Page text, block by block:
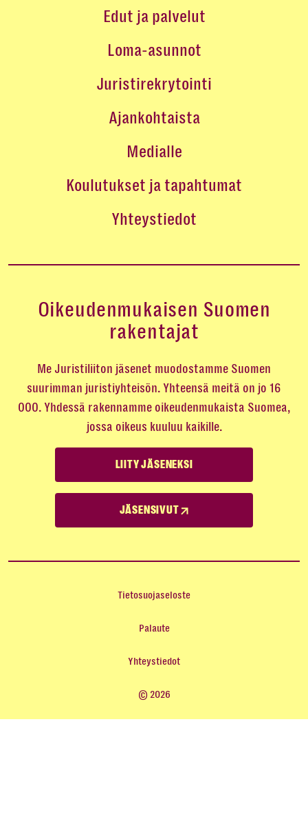
Edut ja palvelut
Loma-asunnot
Juristirekrytointi
Ajankohtaista
Medialle
Koulutukset ja tapahtumat
Yhteystiedot
Oikeudenmukaisen Suomen
rakentajat
Me Juristiliiton jäsenet muodostamme Suomen
suurimman juristiyhteisön. Yhteensä meitä on jo 16
000. Yhdessä rakennamme oikeudenmukaista Suomea,
jossa oikeus kuuluu kaikille.
LIITY JÄSENEKSI
JÄSENSIVUT
Tietosuojaseloste
Palaute
Yhteystiedot
© 2026